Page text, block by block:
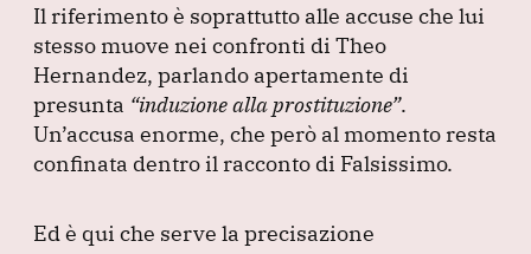
Il riferimento è soprattutto alle accuse che lui
stesso muove nei confronti di Theo
Hernandez, parlando apertamente di
presunta “induzione alla prostituzione”.
Un’accusa enorme, che però al momento resta
confinata dentro il racconto di Falsissimo.
Ed è qui che serve la precisazione